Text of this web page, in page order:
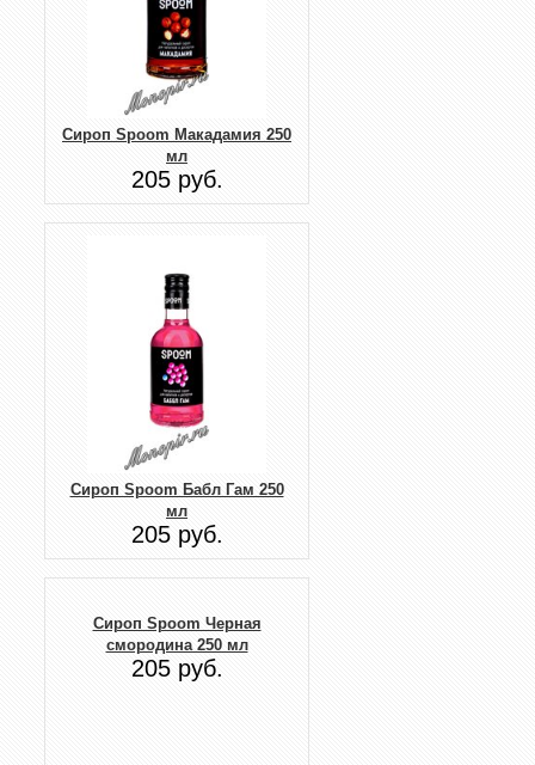
Сироп Spoom Макадамия 250
мл
205 руб.
Сироп Spoom Бабл Гам 250
мл
205 руб.
Сироп Spoom Черная
смородина 250 мл
205 руб.